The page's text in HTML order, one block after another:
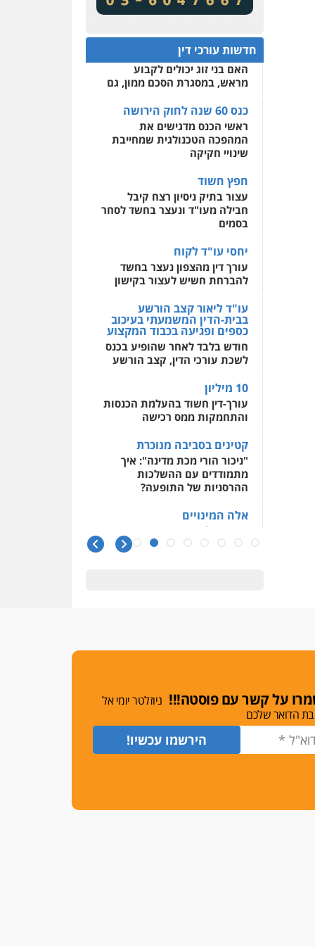
שירותים מקצועיים לעורכי
דין
0522508109
אחסון אתרים
מהירות הגנה גיבוי
לעורכי דין
מרכז התחלה חדשה
שירותים מקצועיים לעורכי
דין
0544500346
חדשות עורכי דין
מע"מ ומוסדות ללא כוונת רווח
המתח שבין חוק יחסי ממון
לבין חוק הירושה
האם בני זוג יכולים לקבוע
מראש, במסגרת הסכם ממון, גם
כנס 60 שנה לחוק הירושה
ראשי הכנס מדגישים את
המהפכה הטכנולגית שמחייבת
שינויי חקיקה
חפץ חשוד
עצור בתיק ניסיון רצח קיבל
חבילה מעו"ד ונעצר בחשד לסחר
בסמים
יחסי עו"ד לקוח
עורך דין מהצפון נעצר בחשד
להברחת חשיש לעצור בקישון
עו"ד ליאור קצב הורשע
בבית-הדין המשמעתי בעיכוב
כספים ופגיעה בכבוד המקצוע
חודש בלבד לאחר שהופיע בכנס
לשכת עורכי הדין, קצב הורשע
10 מיליון
עורך-דין חשוד בהעלמת הכנסות
והתחמקות ממס רכישה
קטינים בסביבה מנוכרת
"ניכור הורי מכת מדינה": איך
מתמודדים עם ההשלכות
ההרסניות של התופעה?
אלה המינויים
הוועדה לבחירת שופטים בחרה
26 שופטים ורשמים נוספים
האופנוע חזר הביתה
עו"ד גיל פרידמן והרפתקאות
אופנוע השטח שלו
לחמאס
על קשר עם פוסטה!!! ניוזלטר יומי אל
הדואר שלכם